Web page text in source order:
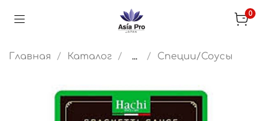
0
Главная Каталог ... Специи/Соусы